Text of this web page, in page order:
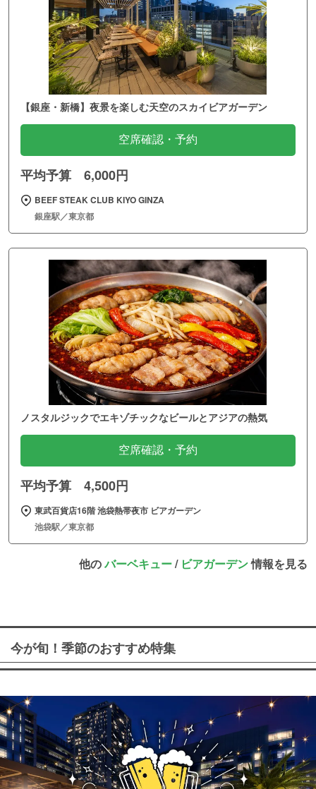
【銀座・新橋】夜景を楽しむ天空のスカイビアガーデン
空席確認・予約
平均予算 6,000円
BEEF STEAK CLUB KIYO GINZA
銀座駅／東京都
ノスタルジックでエキゾチックなビールとアジアの熱気
空席確認・予約
平均予算 4,500円
東武百貨店16階 池袋熱帯夜市 ビアガーデン
池袋駅／東京都
他のバーベキュー/ ビアガーデン情報を見る
今が旬！季節のおすすめ特集